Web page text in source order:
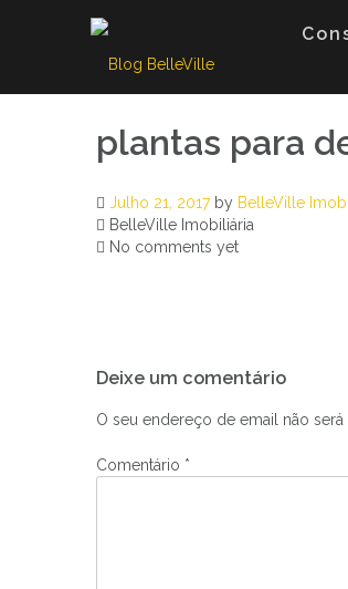
plantas para
Julho 21, 2017by BelleVille
BelleVille Imobiliária
No comments yet
de
artigos
Deixe um comentário
O seu endereço de email não
Comentário *